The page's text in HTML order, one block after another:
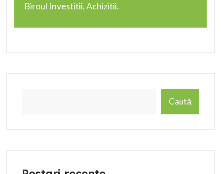
Biroul Investitii, Achizitii.
Caută